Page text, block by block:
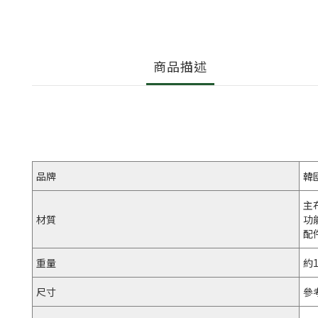
商品描述
品牌 韓
材質
主
功
配
重量 約
尺寸 參